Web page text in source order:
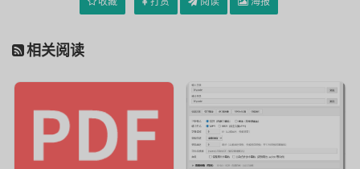
相关阅读